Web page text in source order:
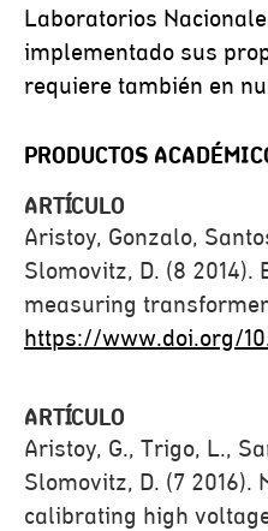
Laboratorios
implementado sus
requiere también en
PRODUCTOS
ARTÍCULO
Aristoy, Gonzalo,
Slomovitz, D. (8 2014).
measuring
https://www.doi.org/
ARTÍCULO
Aristoy, G., Trigo, L.,
Slomovitz, D. (7
calibrating high